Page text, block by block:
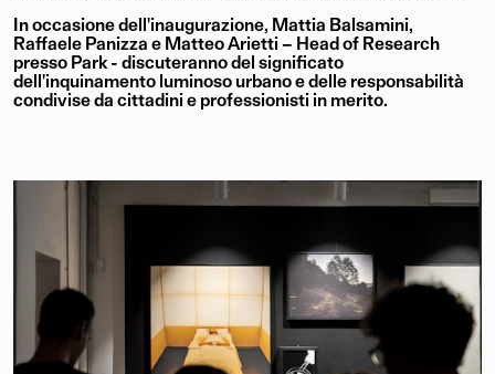
In occasione dell'inaugurazione, Mattia Balsamini,
Raffaele Panizza e Matteo Arietti – Head of Research
presso Park - discuteranno del significato
dell'inquinamento luminoso urbano e delle responsabilità
condivise da cittadini e professionisti in merito.